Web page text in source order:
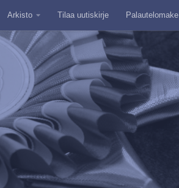
Arkisto Tilaa uutiskirje Palautelomake